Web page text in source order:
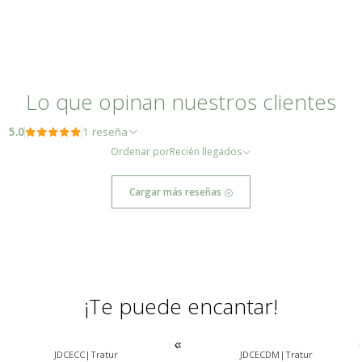
Lo que opinan nuestros clientes
5.0 1 reseña
Ordenar porRecién llegados
Cargar más reseñas
¡Te puede encantar!
JDCECC| Tratur JDCECDM | Tratur